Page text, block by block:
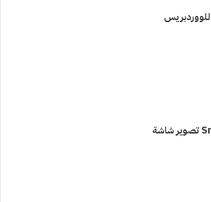
تحميل برنامج Snagit 12 تصوير شاشة